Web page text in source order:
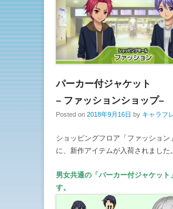
パーカー付ジャケット
– ファッションショップ–
Posted on 2018年9月16日 by キャラフ
ショッピングフロア「ファッション
に、新作アイテムが入荷されました。
男女共通の「パーカー付ジャケット
す。